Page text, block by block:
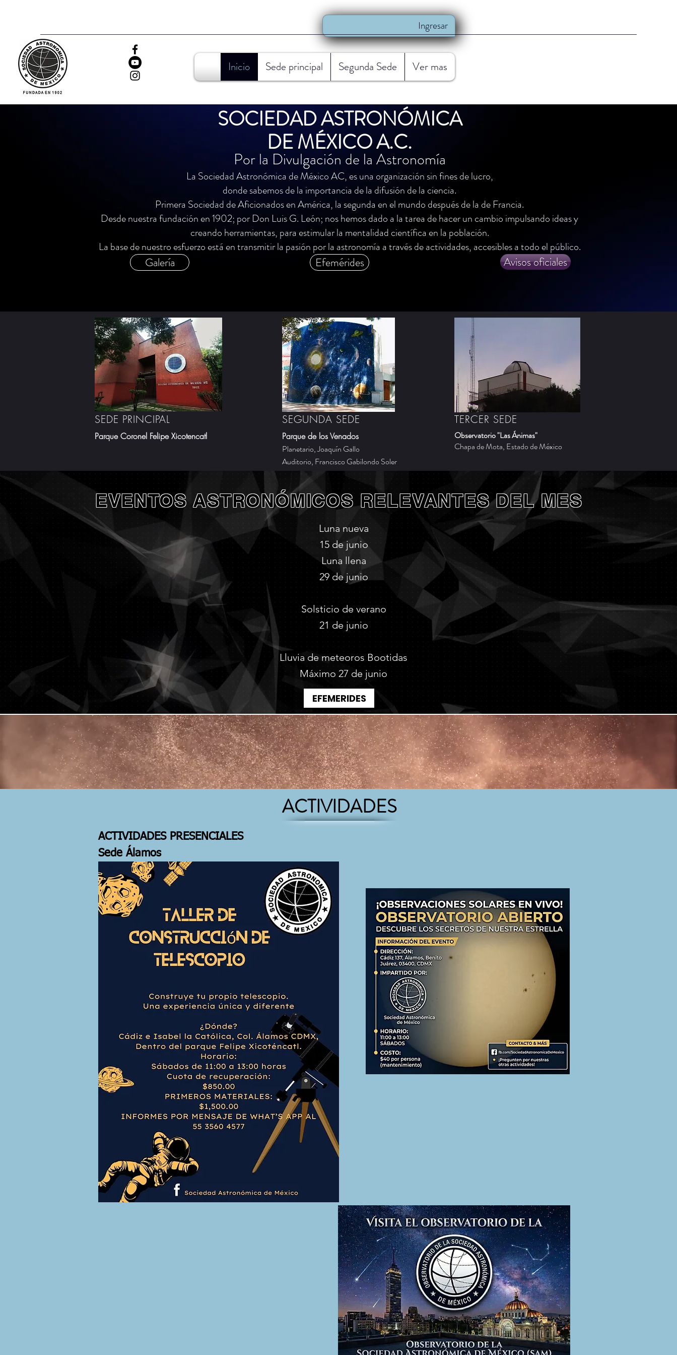
Ingresar
Inicio Sede principal Segunda Sede Ver mas
SOCIEDAD ASTRONÓMICA
DE MÉXICO A.C.
Por la Divulgación de la Astronomía
La Sociedad Astronómica de México AC, es una organización sin fines de lucro,
donde sabemos de la importancia de la difusión de la ciencia.
Primera Sociedad de Aficionados en América, la segunda en el mundo después de la de Francia.
Desde nuestra fundación en 1902; por Don Luis G. León; nos hemos dado a la tarea de hacer un cambio impulsando ideas y
creando herramientas, para estimular la mentalidad científica en la población.
La base de nuestro esfuerzo está en transmitir la pasión por la astronomía a través de actividades, accesibles a todo el público.
Galería Efemérides Avisos oficiales
SEDE PRINCIPAL
Parque Coronel Felipe Xicotencatl
SEGUNDA SEDE TERCER SEDE
Parque de los Venados
Planetario, Joaquín Gallo
Auditorio, Francisco Gabilondo Soler
Observatorio "Las Ánimas"
Chapa de Mota, Estado de México
EVENTOS ASTRONÓMICOS RELEVANTES DEL MES
Luna nueva
15 de junio
Luna llena
29 de junio
Solsticio de verano
21 de junio
Lluvia de meteoros Bootidas
Máximo 27 de junio
EFEMERIDES
ACTIVIDADES
ACTIVIDADES PRESENCIALES
Sede Álamos